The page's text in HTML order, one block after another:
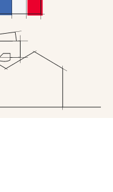
variété d'options
designs
Quel que soit
longue durée de
pour votre